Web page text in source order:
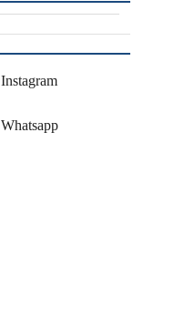
Instagram
Whatsapp